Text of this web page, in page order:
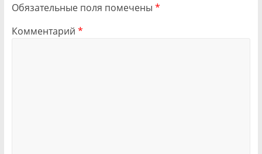
Обязательные поля помечены *
Комментарий *